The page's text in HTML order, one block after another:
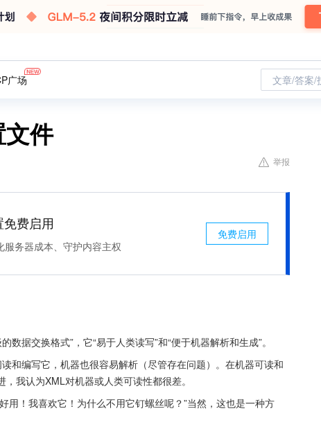
广场 文章/答案/
件
举报
费启用
服务器成本、守护内容主权
免费启用
据交换格式”，它“易于人类读写”和“便于机器解析和生成”。
和编写它，机器也很容易解析（尽管存在问题）。在机器可读和
我认为XML对机器或人类可读性都很差。
用！我喜欢它！为什么不用它钉螺丝呢？”当然，这也是一种方